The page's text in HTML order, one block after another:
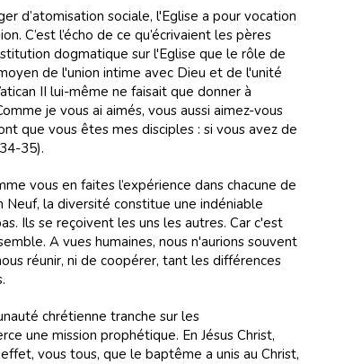
d’atomisation sociale, l'Eglise a pour vocation
C’est l’écho de ce qu’écrivaient les pères
dogmatique sur l'Eglise que le rôle de
de l'union intime avec Dieu et de l'unité
II lui-même ne faisait que donner à
je vous ai aimés, vous aussi aimez-vous
que vous êtes mes disciples : si vous avez de
35).
vous en faites l’expérience dans chacune de
Neuf, la diversité constitue une indéniable
Ils se reçoivent les uns les autres. Car c'est
A vues humaines, nous n'aurions souvent
réunir, ni de coopérer, tant les différences
chrétienne tranche sur les
une mission prophétique. En Jésus Christ,
vous tous, que le baptême a unis au Christ,